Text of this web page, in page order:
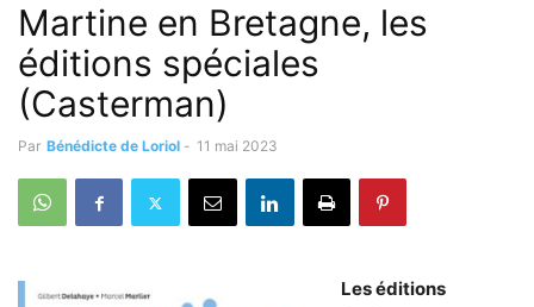
Martine en Bretagne, les
éditions spéciales
(Casterman)
Par Bénédicte de Loriol - 11 mai 2023
Les éditions